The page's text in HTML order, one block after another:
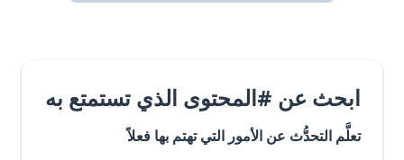
ابحث عن #المحتوى الذي تستمتع به
تعلَّم التحدُّث عن الأمور التي تهتم بها فعلاً